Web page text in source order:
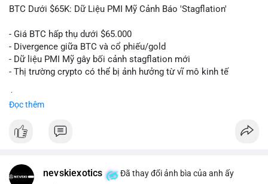
📰 Nguồn: Cointelegraph
BTC Dưới $65K: Dữ Liệu PMI Mỹ Cảnh Báo 'Stagflation'
- Giá BTC hấp thụ dưới $65.000
- Divergence giữa BTC và cổ phiếu/gold
- Dữ liệu PMI Mỹ gây bối cảnh stagflation mới
- Thị trường crypto có thể bị ảnh hưởng từ vĩ mô kinh tế
Đọc thêm
nevskiexotics Đã thay đổi ảnh bìa của anh ấy